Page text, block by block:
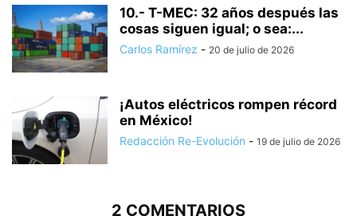
10.- T-MEC: 32 años después las
cosas siguen igual; o sea:...
Carlos Ramírez - 20 de julio de 2026
¡Autos eléctricos rompen récord
en México!
Redacción Re-Evolución - 19 de julio de 2026
2 COMENTARIOS